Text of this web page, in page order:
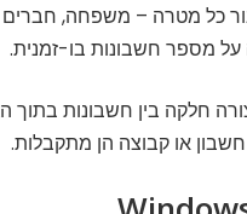
כל מטרה – משפחה, חברים
מספר חשבונות בו-זמנית.
חלקה בין חשבונות בתוך
או קבוצה הן מתקבלות.